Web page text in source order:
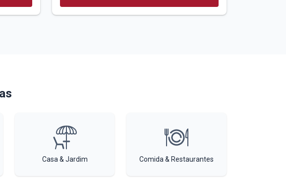
Casa & Jardim Comida & Restaurantes